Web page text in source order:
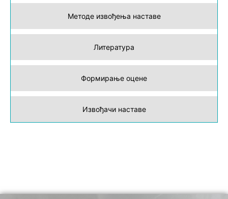
Методе извођења наставе
Литература
Формирање оцене
Извођачи наставе